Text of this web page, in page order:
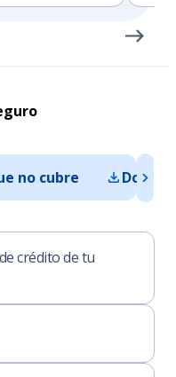
no cubre
crédito de tu